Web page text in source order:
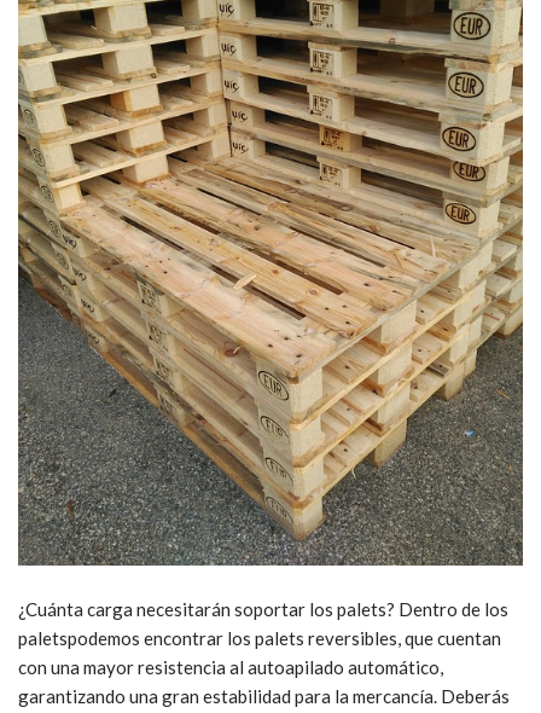
¿Cuánta carga necesitarán soportar los palets? Dentro de los
paletspodemos encontrar los palets reversibles, que cuentan
con una mayor resistencia al autoapilado automático,
garantizando una gran estabilidad para la mercancía. Deberás